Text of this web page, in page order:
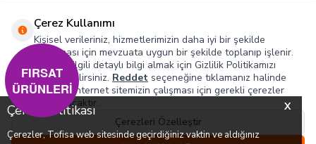
X
Çerez Politikası
Çerezler, Tofisa web sitesinde geçirdiğiniz vaktin ve aldığınız
0
Hızlı Erişim
Sosyal
Adres & İletişim
Çerez Kullanımı
Kişisel verileriniz, hizmetlerimizin daha iyi bir şekilde
sunulması için mevzuata uygun bir şekilde toplanıp işlenir.
Konuyla ilgili detaylı bilgi almak için Gizlilik Politikamızı
inceleyebilirsiniz. Reddet seçeneğine tıklamanız halinde
yalnızca internet sitemizin çalışması için gerekli çerezler
kullanılacaktır.
Çerezleri Özelleştir
FIRSAT
ÜRÜNLERİ